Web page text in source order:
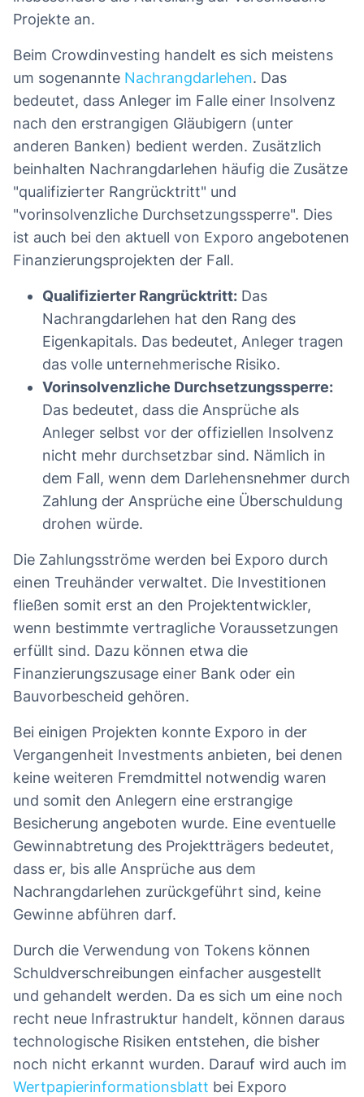
Projekte an.
Beim Crowdinvesting handelt es sich meistens
um sogenannte Nachrangdarlehen. Das
bedeutet, dass Anleger im Falle einer Insolvenz
nach den erstrangigen Gläubigern (unter
anderen Banken) bedient werden. Zusätzlich
beinhalten Nachrangdarlehen häufig die Zusätze
"qualifizierter Rangrücktritt" und
"vorinsolvenzliche Durchsetzungssperre". Dies
ist auch bei den aktuell von Exporo angebotenen
Finanzierungsprojekten der Fall.
Qualifizierter Rangrücktritt: Das
Nachrangdarlehen hat den Rang des
Eigenkapitals. Das bedeutet, Anleger tragen
das volle unternehmerische Risiko.
Vorinsolvenzliche Durchsetzungssperre:
Das bedeutet, dass die Ansprüche als
Anleger selbst vor der offiziellen Insolvenz
nicht mehr durchsetzbar sind. Nämlich in
dem Fall, wenn dem Darlehensnehmer durch
Zahlung der Ansprüche eine Überschuldung
drohen würde.
Die Zahlungsströme werden bei Exporo durch
einen Treuhänder verwaltet. Die Investitionen
fließen somit erst an den Projektentwickler,
wenn bestimmte vertragliche Voraussetzungen
erfüllt sind. Dazu können etwa die
Finanzierungszusage einer Bank oder ein
Bauvorbescheid gehören.
Bei einigen Projekten konnte Exporo in der
Vergangenheit Investments anbieten, bei denen
keine weiteren Fremdmittel notwendig waren
und somit den Anlegern eine erstrangige
Besicherung angeboten wurde. Eine eventuelle
Gewinnabtretung des Projektträgers bedeutet,
dass er, bis alle Ansprüche aus dem
Nachrangdarlehen zurückgeführt sind, keine
Gewinne abführen darf.
Durch die Verwendung von Tokens können
Schuldverschreibungen einfacher ausgestellt
und gehandelt werden. Da es sich um eine noch
recht neue Infrastruktur handelt, können daraus
technologische Risiken entstehen, die bisher
noch nicht erkannt wurden. Darauf wird auch im
Wertpapierinformationsblatt bei Exporo